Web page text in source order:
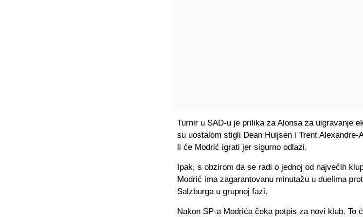
Turnir u SAD-u je prilika za Alonsa za uigravanje
su uostalom stigli Dean Huijsen i Trent Alexandre-
li će Modrić igrati jer sigurno odlazi.
Ipak, s obzirom da se radi o jednoj od najvećih
Modrić ima zagarantovanu minutažu u duelima
Salzburga u grupnoj fazi.
Nakon SP-a Modrića čeka potpis za novi klub. To